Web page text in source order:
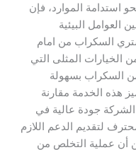
استدامة الموارد، فإن
البيئية
السكراب من امام
المثلى التي
السكراب بسهولة
هذه الخدمة مقارنة
جودة عالية في
لتقديم الدعم اللازم
عملية التخلص من